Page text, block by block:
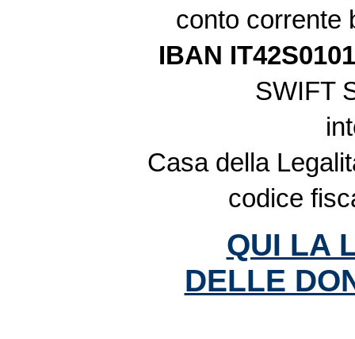
conto corrente
IBAN
SWIFT
Casa della
codice
QUI LA
DELLE